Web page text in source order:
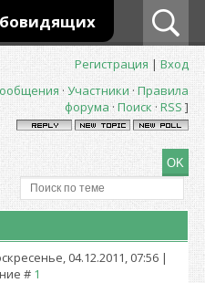
Регистрация|Вход
· Участники·Правила
форума·Поиск·RSS ]
04.12.2011, 07:56 |
# 1